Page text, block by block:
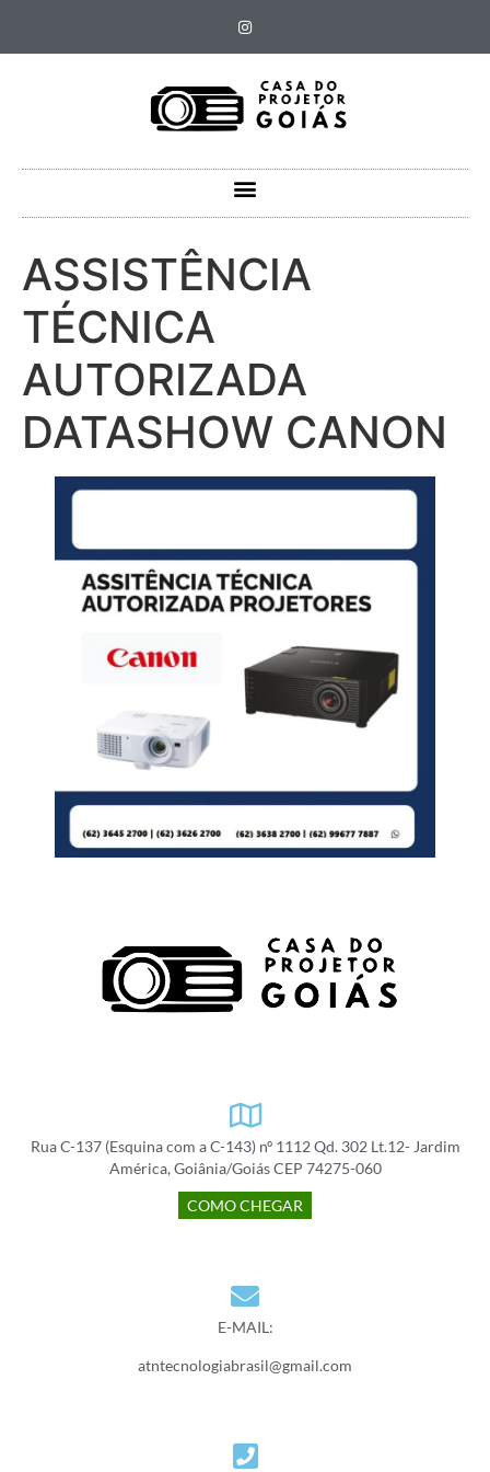
ASSISTÊNCIA
TÉCNICA
AUTORIZADA
DATASHOW CANON
Rua C-137 (Esquina com a C-143) nº 1112 Qd. 302 Lt.12- Jardim
América, Goiânia/Goiás CEP 74275-060
COMO CHEGAR
E-MAIL:
atntecnologiabrasil@gmail.com